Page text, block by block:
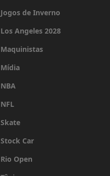
Jogos de Inverno
Los Angeles 2028
Maquinistas
Mídia
NBA
NFL
Skate
Stock Car
Rio Open